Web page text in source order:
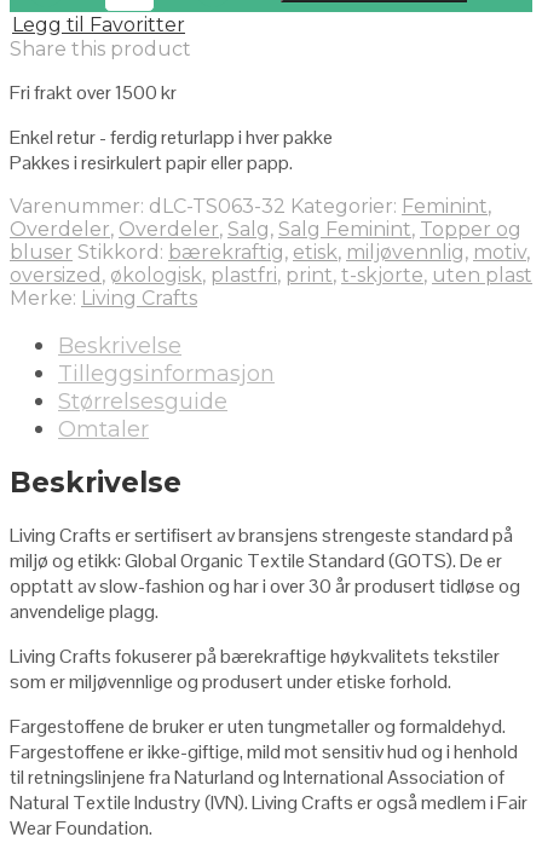
Legg til Favoritter
Share this product
Fri frakt over 1500 kr
Enkel retur - ferdig returlapp i hver pakke
Pakkes i resirkulert papir eller papp.
Varenummer: dLC-TS063-32 Kategorier: Feminint,
Overdeler, Overdeler, Salg, Salg Feminint, Topper og
bluser Stikkord: bærekraftig, etisk, miljøvennlig, motiv,
oversized , økologisk, plastfri, print, t-skjorte, uten plast
Merke: Living Crafts
Beskrivelse
Tilleggsinformasjon
Størrelsesguide
Omtaler
Beskrivelse
Living Crafts er sertifisert av bransjens strengeste standard på
miljø og etikk: Global Organic Textile Standard (GOTS). De er
opptatt av slow-fashion og har i over 30 år produsert tidløse og
anvendelige plagg.
Living Crafts fokuserer på bærekraftige høykvalitets tekstiler
som er miljøvennlige og produsert under etiske forhold.
Fargestoffene de bruker er uten tungmetaller og formaldehyd.
Fargestoffene er ikke-giftige, mild mot sensitiv hud og i henhold
til retningslinjene fra Naturland og International Association of
Natural Textile Industry (IVN). Living Crafts er også medlem i Fair
Wear Foundation.